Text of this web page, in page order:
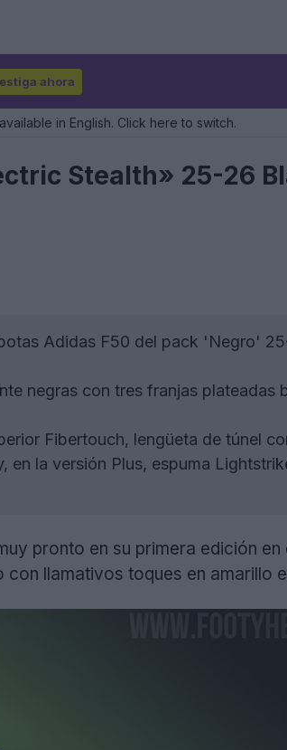
ahora
in English. Click here to switch.
Stealth» 25-26
Adidas F50 del pack 'Negro'
negras con tres franjas plateadas
Fibertouch, lengüeta de túnel
la versión Plus, espuma
pronto en su primera edición
con llamativos toques en amarillo